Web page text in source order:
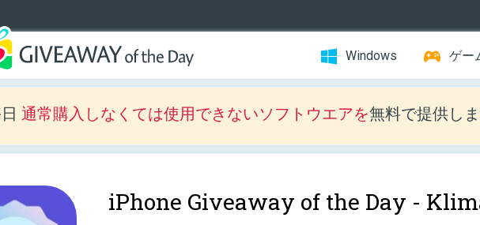
Windows ゲー
通常購入しなくては使用できないソフトウエアを無料で提供し
iPhone Giveaway of the Day -